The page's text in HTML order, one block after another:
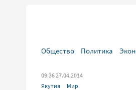
Общество Политика
09:36 27.04.2014
Якутия
Мир